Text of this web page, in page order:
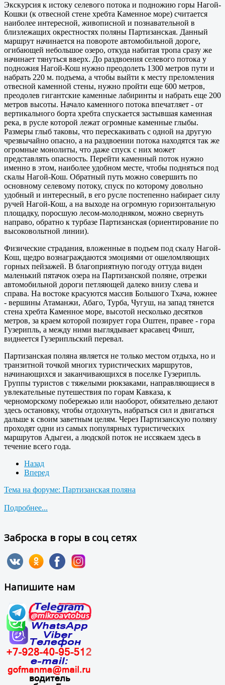
Экскурсия к истоку селевого потока и подножию горы Нагой-
Кошки (к отвесной стене хребта Каменное море) считается
наиболее интересной, живописной и познавательной в
близлежащих окрестностях поляны Партизанская. Данный
маршрут начинается на повороте автомобильной дороге,
огибающей небольшое озеро, откуда набитая тропа сразу же
начинает тянуться вверх. До раздвоения селевого потока у
подножия Нагой-Кош нужно преодолеть 1300 метров пути и
набрать 220 м. подъема, а чтобы выйти к месту преломления
отвесной каменной стены, нужно пройти еще 600 метров,
преодолев гигантские каменные лабиринты и набрать еще 200
метров высоты. Начало каменного потока впечатляет - от
вертикального борта хребта спускается застывшая каменная
река, в русле которой лежат огромные каменные глыбы.
Размеры глыб таковы, что перескакивать с одной на другую
чрезвычайно опасно, а на раздвоении потока находятся так же
огромные монолиты, что даже спуск с них может
представлять опасность. Перейти каменный поток нужно
именно в этом, наиболее удобном месте, чтобы подняться под
скалы Нагой-Кош. Обратный путь можно совершить по
основному селевому потоку, спуск по которому довольно
удобный и интересный, в его русле постепенно набирает силу
ручей Нагой-Кош, а на выходе на огромную горизонтальную
площадку, поросшую лесом-молодняком, можно свернуть
направо, обратно к турбазе Партизанская (ориентирование по
высоковольтной линии).
Физические страдания, вложенные в подъем под скалу Нагой-
Кош, щедро вознаграждаются эмоциями от ошеломляющих
горных пейзажей. В благоприятную погоду оттуда виден
маленький пятачок озера на Партизанской поляне, отрезки
автомобильной дороги петляющей далеко внизу слева и
справа. На востоке красуются массив Большого Тхача, южнее
- вершины Атаманжи, Абаго, Турба, Чугуш, на запад тянется
стена хребта Каменное море, высотой несколько десятков
метров, за краем которой позирует гора Оштен, правее - гора
Гузерипль, а между ними выглядывает красавец Фишт,
виднеется Гузерипльский перевал.
Партизанская поляна является не только местом отдыха, но и
транзитной точкой многих туристических маршрутов,
начинающихся и заканчивающихся в поселке Гузерипль.
Группы туристов с тяжелыми рюкзаками, направляющиеся в
увлекательные путешествия по горам Кавказа, к
черноморскому побережью или наоборот, обязательно делают
здесь остановку, чтобы отдохнуть, набраться сил и двигаться
дальше к своим заветным целям. Через Партизанскую поляну
проходят одни из самых популярных туристических
маршрутов Адыгеи, а людской поток не иссякаем здесь в
течение всего года.
Назад
Вперед
Тема на форуме: Партизанская поляна
Подробнее...
Заброска в горы в соц сетях
Напишите нам